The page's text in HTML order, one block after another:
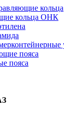
кольца
кольца ОНК
пояса
пояса